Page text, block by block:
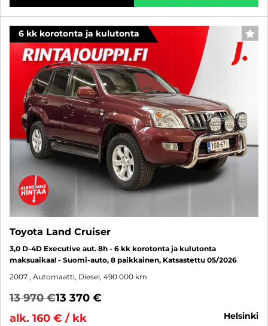
6 kk korotonta ja kulutonta
Toyota Land Cruiser
3,0 D-4D Executive aut. 8h - 6 kk korotonta ja kulutonta
maksuaikaa! - Suomi-auto, 8 paikkainen, Katsastettu 05/2026
2007 , Automaatti, Diesel, 490 000 km
13 970 €13 370 €
alk. 160 € / kk
helsinki